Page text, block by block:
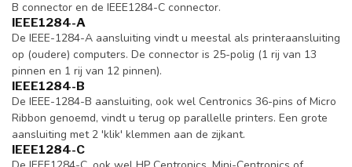
B connector en de IEEE1284-C connector.
IEEE1284-A
De IEEE-1284-A aansluiting vindt u meestal als printeraansluiting
op (oudere) computers. De connector is 25-polig (1 rij van 13
pinnen en 1 rij van 12 pinnen).
IEEE1284-B
De IEEE-1284-B aansluiting, ook wel Centronics 36-pins of Micro
Ribbon genoemd, vindt u terug op parallelle printers. Een grote
aansluiting met 2 'klik' klemmen aan de zijkant.
IEEE1284-C